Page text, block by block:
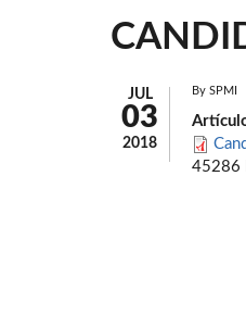
JUL
03
2018
By SPMI
45286